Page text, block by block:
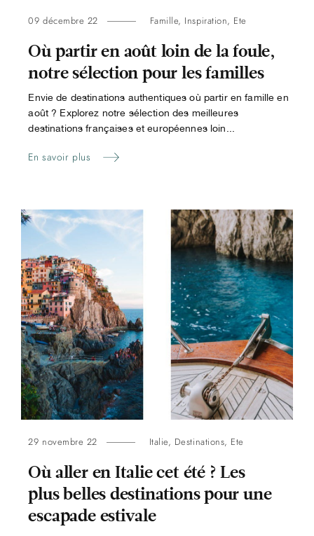
09 décembre 22 Famille, Inspiration, Ete
Où partir en août loin de la foule,
notre sélection pour les familles
Envie de destinations authentiques où partir en famille en
août ? Explorez notre sélection des meilleures
destinations françaises et européennes loin...
En savoir plus
29 novembre 22 Italie, Destinations, Ete
Où aller en Italie cet été ? Les
plus belles destinations pour une
escapade estivale